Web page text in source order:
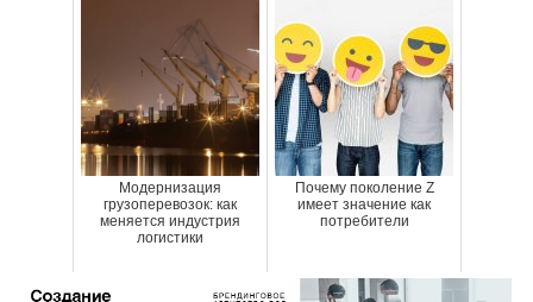
Модернизация
грузоперевозок: как
меняется индустрия
логистики
Почему поколение Z
имеет значение как
потребители